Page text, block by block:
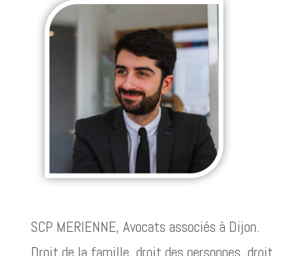
SCP MERIENNE, Avocats associés à Dijon.
Droit de la famille, droit des personnes, droit